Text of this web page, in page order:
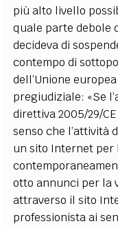
più alto livello
quale parte debole
decideva di
contempo di
dell’Unione
pregiudiziale: «Se
direttiva 2005/29/
senso che l’attività
un sito Internet per
otto annunci per la
attraverso il sito
professionista ai